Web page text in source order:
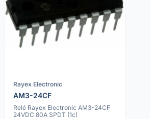
Rayex Electronic
AM3-24CF
Relé Rayex Electronic AM3-24CF
24VDC 80A SPDT (1c)